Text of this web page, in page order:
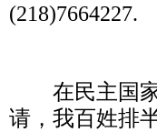
(218)7664227.
在民主国
请，我百姓排